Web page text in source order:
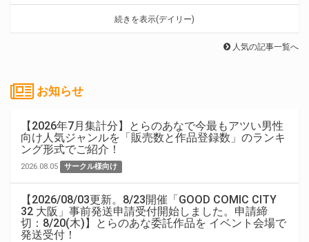
続きを表示(デイリー)
人気の記事一覧へ
お知らせ
【2026年7月集計分】とらのあなで今最もアツい男性
向け人気ジャンルを「販売数と作品登録数」のランキ
ング形式でご紹介！
2026.08.05 サークル様向け
【2026/08/03更新。8/23開催「GOOD COMIC CITY
32 大阪」事前発送申請受付開始しました。申請締
切：8/20(木)】とらのあな委託作品を イベント会場で
発送受付！